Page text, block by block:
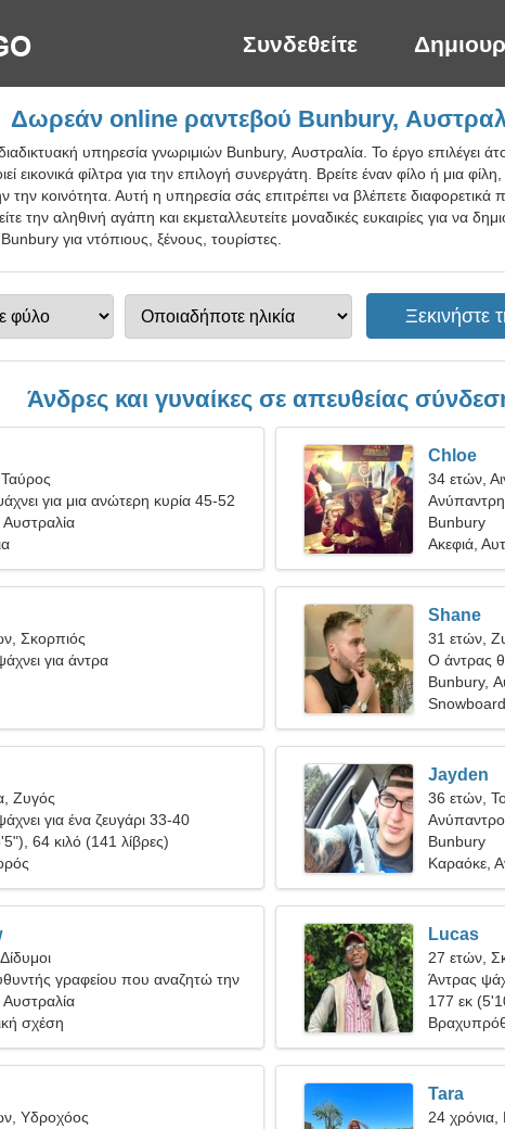
Συνδεθείτε
Δωρεάν online ραντεβού Bunbury,
υπηρεσία γνωριμιών Bunbury, Αυστραλία. Το έργο επιλέγει
εικονικά φίλτρα για την επιλογή συνεργάτη. Βρείτε έναν φίλο ή μια
την κοινότητα. Αυτή η υπηρεσία σάς επιτρέπει να βλέπετε διαφορετικά
την αληθινή αγάπη και εκμεταλλευτείτε μοναδικές ευκαιρίες για να
για ντόπιους, ξένους, τουρίστες.
Άνδρες και γυναίκες σε απευθείας
για μια ανώτερη κυρία 45-52
Chloe
34 ετών,
Ανύπαντρη
Bunbury
Ακεφιά,
Σκορπιός
για άντρα
Shane
31 ετών,
Ο άντρας
Bunbury,
Ζυγός
για ένα ζευγάρι 33-40
64 κιλό (141 λίβρες)
Jayden
36 ετών,
Bunbury
Καραόκε,
γραφείου που αναζητώ την
σχέση
Lucas
27 ετών,
Άντρας
177 εκ
Υδροχόος
Tara
24